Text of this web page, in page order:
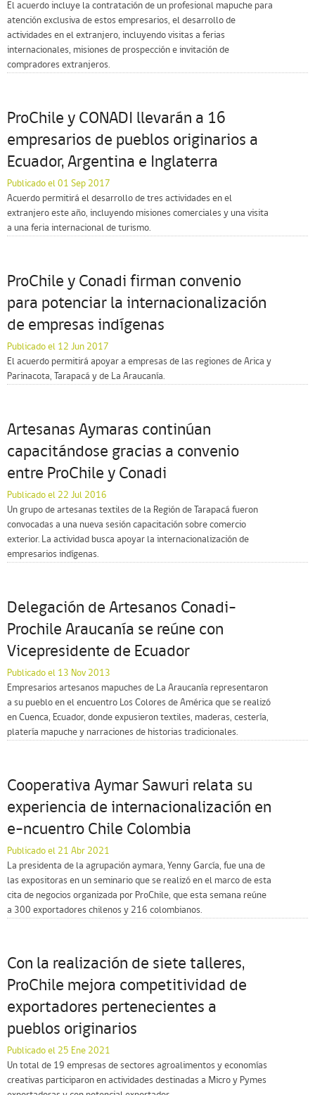
El acuerdo incluye la contratación de un profesional mapuche para
atención exclusiva de estos empresarios, el desarrollo de
actividades en el extranjero, incluyendo visitas a ferias
internacionales, misiones de prospección e invitación de
compradores extranjeros.
ProChile y CONADI llevarán a 16
empresarios de pueblos originarios a
Ecuador, Argentina e Inglaterra
Publicado el 01 Sep 2017
Acuerdo permitirá el desarrollo de tres actividades en el
extranjero este año, incluyendo misiones comerciales y una visita
a una feria internacional de turismo.
ProChile y Conadi firman convenio
para potenciar la internacionalización
de empresas indígenas
Publicado el 12 Jun 2017
El acuerdo permitirá apoyar a empresas de las regiones de Arica y
Parinacota, Tarapacá y de La Araucanía.
Artesanas Aymaras continúan
capacitándose gracias a convenio
entre ProChile y Conadi
Publicado el 22 Jul 2016
Un grupo de artesanas textiles de la Región de Tarapacá fueron
convocadas a una nueva sesión capacitación sobre comercio
exterior. La actividad busca apoyar la internacionalización de
empresarios indígenas.
Delegación de Artesanos Conadi-
Prochile Araucanía se reúne con
Vicepresidente de Ecuador
Publicado el 13 Nov 2013
Empresarios artesanos mapuches de La Araucanía representaron
a su pueblo en el encuentro Los Colores de América que se realizó
en Cuenca, Ecuador, donde expusieron textiles, maderas, cestería,
platería mapuche y narraciones de historias tradicionales.
Cooperativa Aymar Sawuri relata su
experiencia de internacionalización en
e-ncuentro Chile Colombia
Publicado el 21 Abr 2021
La presidenta de la agrupación aymara, Yenny García, fue una de
las expositoras en un seminario que se realizó en el marco de esta
cita de negocios organizada por ProChile, que esta semana reúne
a 300 exportadores chilenos y 216 colombianos.
Con la realización de siete talleres,
ProChile mejora competitividad de
exportadores pertenecientes a
pueblos originarios
Publicado el 25 Ene 2021
Un total de 19 empresas de sectores agroalimentos y economías
creativas participaron en actividades destinadas a Micro y Pymes